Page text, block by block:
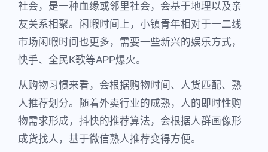
社会，是一种血缘或邻里社会，会基于地理以及亲
友关系相聚。闲暇时间上，小镇青年相对于一二线
市场闲暇时间也更多，需要一些新兴的娱乐方式，
快手、全民K歌等APP爆火。
从购物习惯来看，会根据购物时间、人货匹配、熟
人推荐划分。随着外卖行业的成熟，人的即时性购
物需求形成，抖快的推荐算法，会根据人群画像形
成货找人，基于微信熟人推荐变得方便。